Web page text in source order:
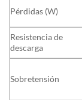
Pérdidas (W)
Resistencia de
descarga
Sobretensión